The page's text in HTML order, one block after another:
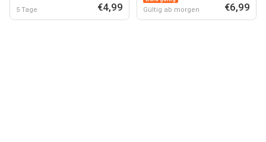
5 Tage €4,99 Gültig ab morgen €6,99